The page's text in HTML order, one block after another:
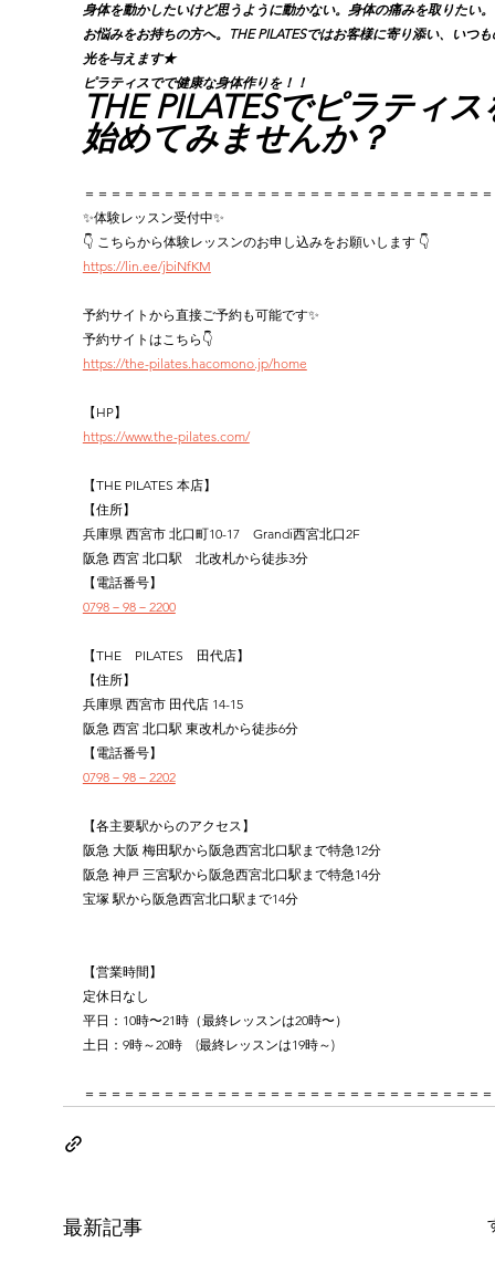
身体を動かしたいけど思うように動かない。身体の痛みを取りたい
お悩みをお持ちの方へ。THE PILATESではお客様に寄り添い、いつ
光を与えます★
ピラティスでで健康な身体作りを！！
THE PILATESでピラティス
始めてみませんか？
＝＝＝＝＝＝＝＝＝＝＝＝＝＝＝＝＝＝＝＝＝＝＝＝＝＝＝＝＝＝
✨体験レッスン受付中✨
👇 こちらから体験レッスンのお申し込みをお願いします 👇
https://lin.ee/jbiNfKM
予約サイトから直接ご予約も可能です✨
予約サイトはこちら👇
https://the-pilates.hacomono.jp/home
【HP】
https://www.the-pilates.com/
【THE PILATES 本店】
【住所】
兵庫県 西宮市 北口町10-17　Grandi西宮北口2F
阪急 西宮 北口駅　北改札から徒歩3分
【電話番号】
0798－98－2200
【THE　PILATES　田代店】
【住所】
兵庫県 西宮市 田代店 14-15
阪急 西宮 北口駅 東改札から徒歩6分
【電話番号】
0798－98－2202
【各主要駅からのアクセス】
阪急 大阪 梅田駅から阪急西宮北口駅まで特急12分
阪急 神戸 三宮駅から阪急西宮北口駅まで特急14分
宝塚 駅から阪急西宮北口駅まで14分
【営業時間】
定休日なし
平日：10時〜21時（最終レッスンは20時〜）
土日：9時～20時　(最終レッスンは19時～)
＝＝＝＝＝＝＝＝＝＝＝＝＝＝＝＝＝＝＝＝＝＝＝＝＝＝＝＝＝＝
最新記事